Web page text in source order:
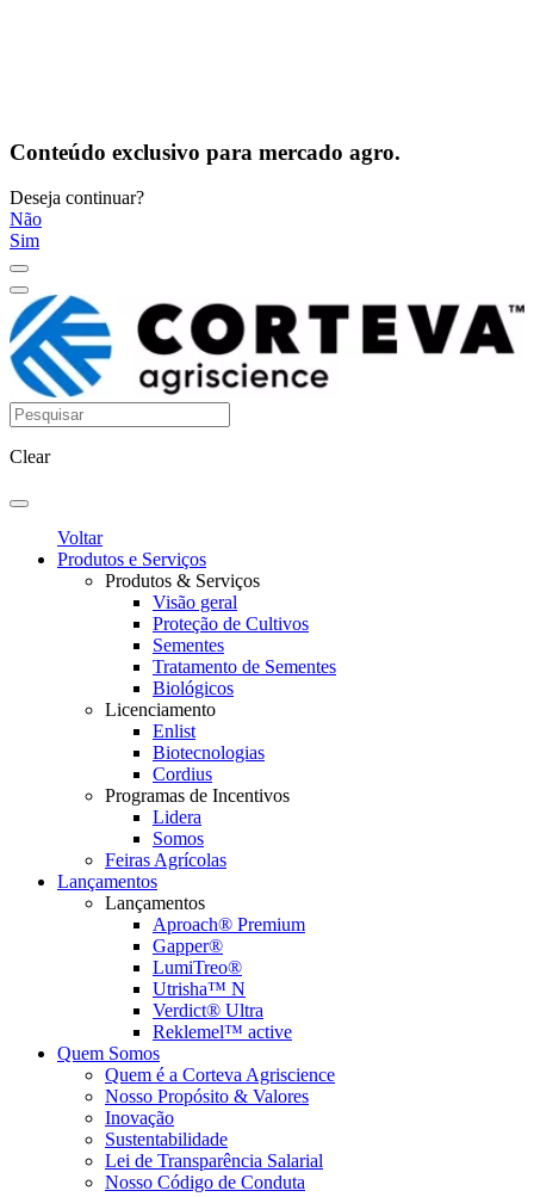
Conteúdo exclusivo para mercado agro.
Deseja continuar?
Não
Sim
Clear
Voltar
Produtos e Serviços
Produtos & Serviços
Visão geral
Proteção de Cultivos
Sementes
Tratamento de Sementes
Biológicos
Licenciamento
Enlist
Biotecnologias
Cordius
Programas de Incentivos
Lidera
Somos
Feiras Agrícolas
Lançamentos
Lançamentos
Aproach® Premium
Gapper®
LumiTreo®
Utrisha™ N
Verdict® Ultra
Reklemel™ active
Quem Somos
Quem é a Corteva Agriscience
Nosso Propósito & Valores
Inovação
Sustentabilidade
Lei de Transparência Salarial
Nosso Código de Conduta